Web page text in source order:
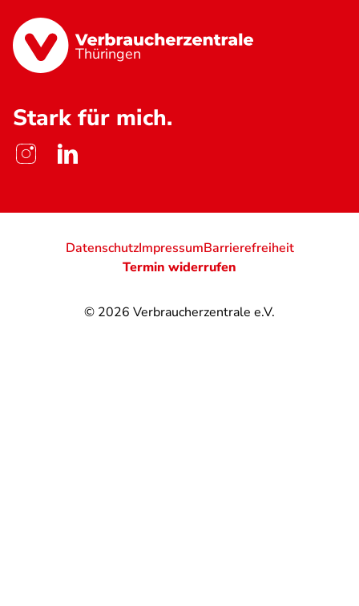
Thüringen
Stark für mich.
© 2026 Verbraucherzentrale e.V.
DatenschutzImpressumBarrierefreiheit
Termin widerrufen